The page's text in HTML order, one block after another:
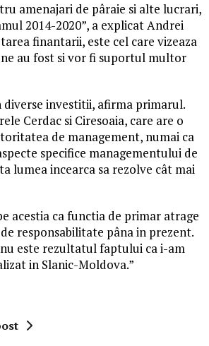
amenajari de pâraie si alte lucrari,
2014-2020”, a explicat Andrei
finantarii, este cel care vizeaza
au fost si vor fi suportul multor
diverse investitii, afirma primarul.
Cerdac si Ciresoaia, care are o
de management, numai ca
specifice managementului de
lumea incearca sa rezolve cât mai
acestia ca functia de primar atrage
responsabilitate pâna in prezent.
este rezultatul faptului ca i-am
in Slanic-Moldova.”